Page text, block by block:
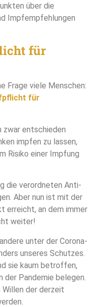
über die
Impfempfehlungen
für
Frage viele Menschen:
für
zwar entschieden
impfen zu lassen,
Risiko einer Impfung
die verordneten Anti-
Aber nun ist mit der
erreicht, an dem immer
weiter!
unter der Corona-
unseres Schutzes.
sie kaum betroffen,
Pandemie belegen.
der derzeit